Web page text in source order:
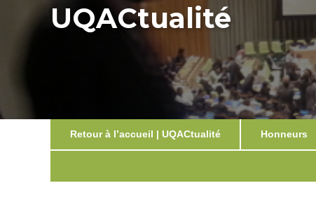
UQACtualité
Retour à l’accueil | UQACtualité Honneurs